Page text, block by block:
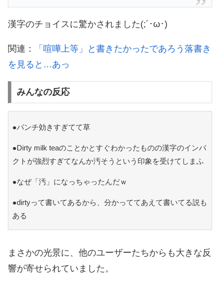
漢字のチョイスに驚かされました(;´･ω･)
関連：
「喧嘩上等」と書きたかったであろう落書き
を見ると…あっ
みんなの反応
●パンチ効きすぎてて草
●Dirty milk teaのことかとすぐわかったものの漢字のインパ
クトが強烈すぎてなんか汚そうという印象を受けてしまふ
●なぜ「汚」になっちゃったんだｗ
●dirtyって書いてあるから、分かっててあえて書いてる説も
ある
まさかの光景に、他のユーザーたちからも大きな反
響が寄せられていました。